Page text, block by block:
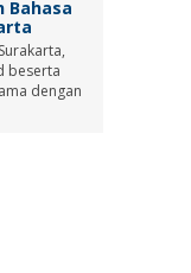
Bahasa
beserta
dengan